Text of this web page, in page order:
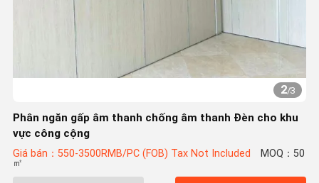
2/3
Phân ngăn gấp âm thanh chống âm thanh Đèn cho khu
vực công cộng
Giá bán：550-3500RMB/PC (FOB) Tax Not Included MOQ：50
㎡